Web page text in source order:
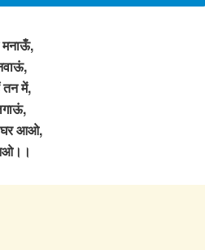
में,
घर आओ,